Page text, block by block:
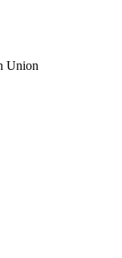
Union